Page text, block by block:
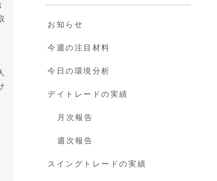
お知らせ
今週の注目材料
今日の環境分析
デイトレードの実績
月次報告
週次報告
スイングトレードの実績